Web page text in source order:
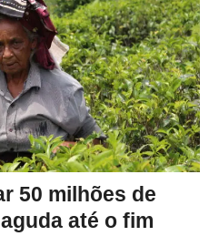
50 milhões de
até o fim